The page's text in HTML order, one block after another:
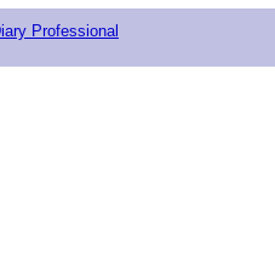
Professional